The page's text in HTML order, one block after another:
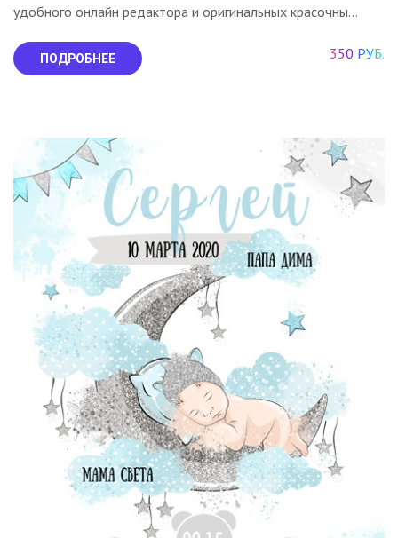
удобного онлайн редактора и оригинальных красочны...
ПОДРОБНЕЕ 350 РУБ.